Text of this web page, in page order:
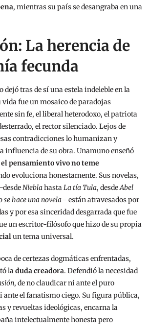
, mientras su país se desangraba en una
La herencia de
fecunda
dejó tras de sí una estela indeleble en la
fue un mosaico de paradojas
sin fe, el liberal heterodoxo, el patriota
el rector silenciado. Lejos de
contradicciones lo humanizan y
influencia de su obra. Unamuno enseñó
el pensamiento vivo no teme
evoluciona honestamente. Sus novelas,
NieblahastaLa tía Tula, desdeAbel
se hace una novela– están atravesados por
y por esa sinceridad desgarrada que fue
un escritor-filósofo que hizo de su propia
un tema universal.
de certezas dogmáticas enfrentadas,
laduda creadora. Defendió la necesidad
, de no claudicar ni ante el puro
el fanatismo ciego. Su figura pública,
y revueltas ideológicas, encarna la
intelectualmente honesta pero